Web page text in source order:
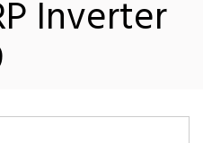
Inverter